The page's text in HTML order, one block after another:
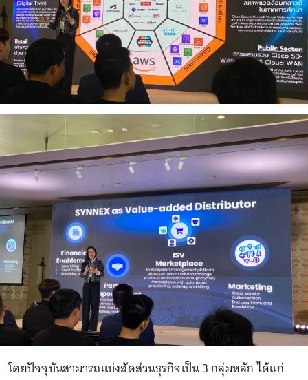
โดยปัจจุบันสามารถแบ่งสัดส่วนธุรกิจเป็น 3 กลุ่มหลัก ได้แก่